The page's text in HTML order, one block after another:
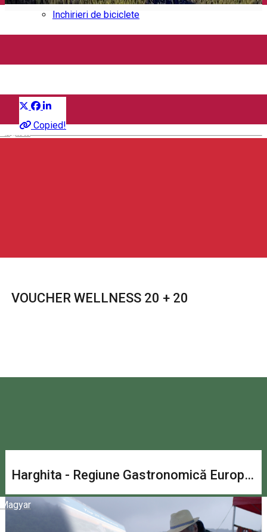
English
Magyar
Închirieri auto
Închirieri de biciclete
Încearcă-le
Grup de sugestii
Copied!
Despre
VOUCHER WELLNESS 20 + 20
Harghita - Regiune Gastronomică Europeană 2027